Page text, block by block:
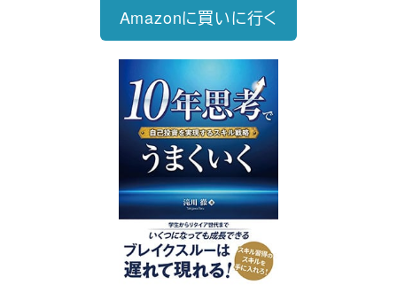
Amazonに買いに行く